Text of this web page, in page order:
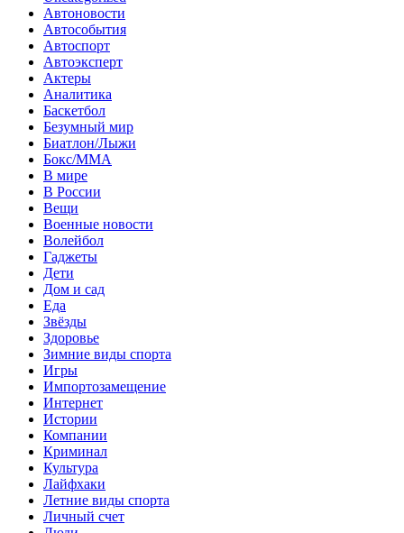
Автоновости
Автособытия
Автоспорт
Автоэксперт
Актеры
Аналитика
Баскетбол
Безумный мир
Биатлон/Лыжи
Бокс/MMA
В мире
В России
Вещи
Военные новости
Волейбол
Гаджеты
Дети
Дом и сад
Еда
Звёзды
Здоровье
Зимние виды спорта
Игры
Импортозамещение
Интернет
Истории
Компании
Криминал
Культура
Лайфхаки
Летние виды спорта
Личный счет